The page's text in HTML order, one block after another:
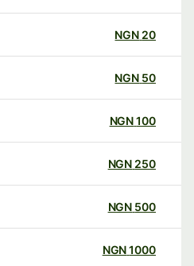
20
NGN
50
NGN
100
NGN
250
NGN
500
NGN
1000
NGN